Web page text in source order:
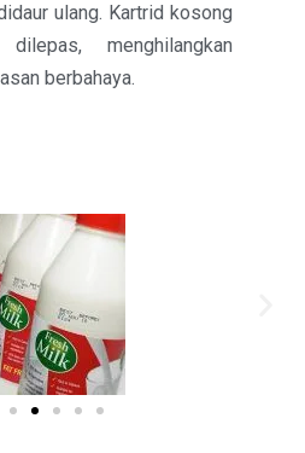
ulang. Kartrid kosong
menghilangkan
berbahaya.